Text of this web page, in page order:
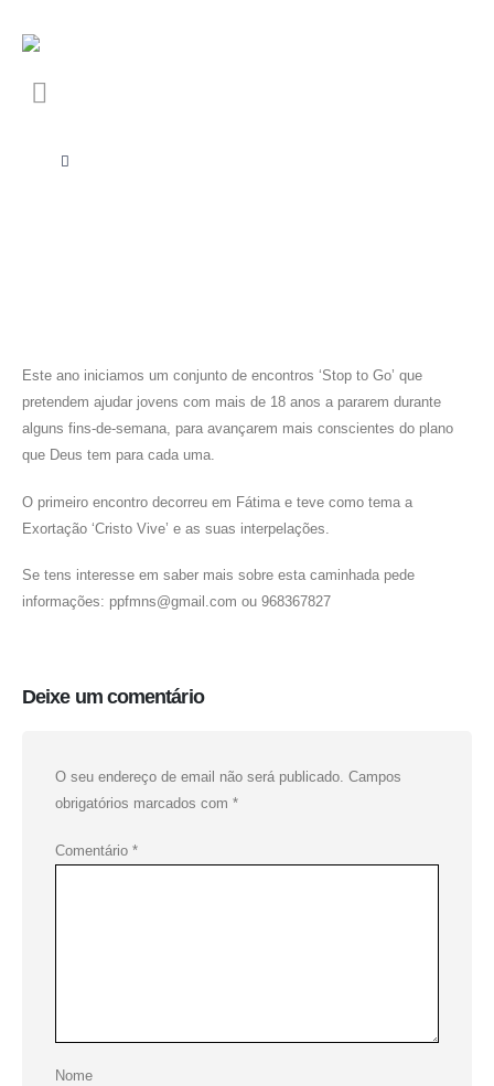
Este ano iniciamos um conjunto de encontros ‘Stop to Go’ que
pretendem ajudar jovens com mais de 18 anos a pararem durante
alguns fins-de-semana, para avançarem mais conscientes do plano
que Deus tem para cada uma.
O primeiro encontro decorreu em Fátima e teve como tema a
Exortação ‘Cristo Vive’ e as suas interpelações.
Se tens interesse em saber mais sobre esta caminhada pede
informações: ppfmns@gmail.com ou 968367827
Deixe um comentário
O seu endereço de email não será publicado. Campos
obrigatórios marcados com *
Comentário *
Nome